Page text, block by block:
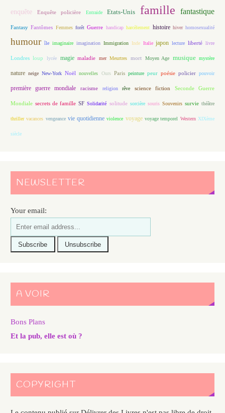
enquête Enquête policière Entraide Etats-Unis famille fantastique
Fantasy Fantômes Femmes forêt Guerre handicap harcèlement histoire hiver homosexualité
humour île imaginaire imagination Immigration Inde Italie japon lecture liberté livre
Londres loup lycée magie maladie mer Meurtres mort Moyen Age musique mystère
nature neige New-York Noël nouvelles Ours Paris peinture peur poésie policier pouvoir
première guerre mondiale racisme religion rêve science fiction Seconde Guerre
Mondiale secrets de famille SF Solidarité solitude sorcière souris Souvenirs survie théâtre
thriller vacances vengeance vie quotidienne violence voyage voyage temporel Western XIXème
siècle
NEWSLETTER
Your email:
A VOIR
Bons Plans
Et la pub, elle est où ?
COPYRIGHT